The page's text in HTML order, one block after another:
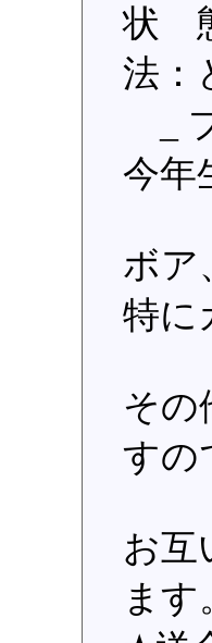
状
法：
_
今年
ボア
特に
その
すの
お互
ます